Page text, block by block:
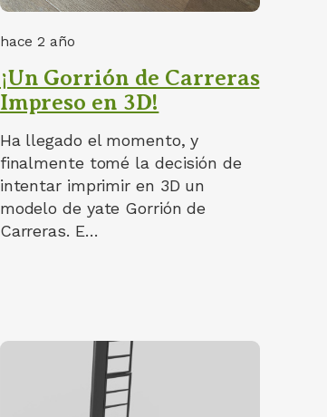
hace 2 año
¡Un Gorrión de Carreras
Impreso en 3D!
Ha llegado el momento, y
finalmente tomé la decisión de
intentar imprimir en 3D un
modelo de yate Gorrión de
Carreras. E…